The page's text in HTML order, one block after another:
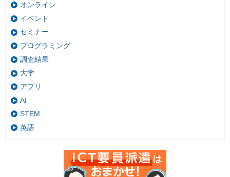
オンライン
イベント
セミナー
プログラミング
調査結果
大学
アプリ
AI
STEM
英語